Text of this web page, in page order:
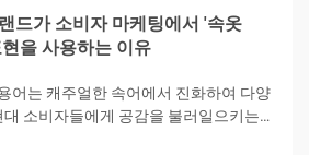
드가 소비자 마케팅에서 '속옷
을 사용하는 이유
어는 캐주얼한 속어에서 진화하여 다양
소비자들에게 공감을 불러일으키는